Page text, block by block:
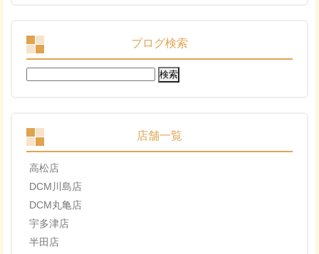
ブログ検索
検
索:
店舗一覧
高松店
DCM川島店
DCM丸亀店
宇多津店
半田店